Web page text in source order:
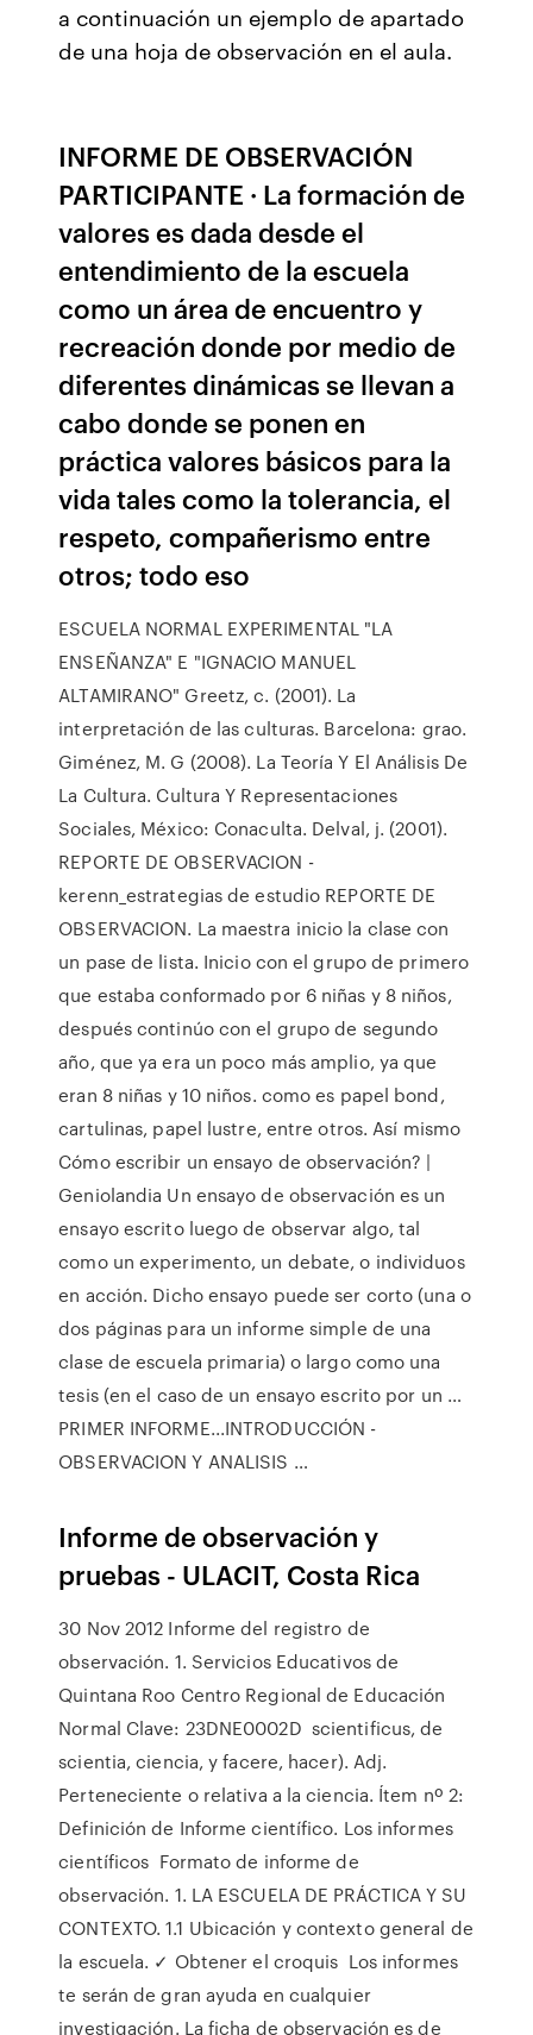
a continuación un ejemplo de apartado
de una hoja de observación en el aula.
INFORME DE OBSERVACIÓN
PARTICIPANTE · La formación de
valores es dada desde el
entendimiento de la escuela
como un área de encuentro y
recreación donde por medio de
diferentes dinámicas se llevan a
cabo donde se ponen en
práctica valores básicos para la
vida tales como la tolerancia, el
respeto, compañerismo entre
otros; todo eso
ESCUELA NORMAL EXPERIMENTAL "LA
ENSEÑANZA" E "IGNACIO MANUEL
ALTAMIRANO" Greetz, c. (2001). La
interpretación de las culturas. Barcelona: grao.
Giménez, M. G (2008). La Teoría Y El Análisis De
La Cultura. Cultura Y Representaciones
Sociales, México: Conaculta. Delval, j. (2001).
REPORTE DE OBSERVACION -
kerenn_estrategias de estudio REPORTE DE
OBSERVACION. La maestra inicio la clase con
un pase de lista. Inicio con el grupo de primero
que estaba conformado por 6 niñas y 8 niños,
después continúo con el grupo de segundo
año, que ya era un poco más amplio, ya que
eran 8 niñas y 10 niños. como es papel bond,
cartulinas, papel lustre, entre otros. Así mismo
Cómo escribir un ensayo de observación? |
Geniolandia Un ensayo de observación es un
ensayo escrito luego de observar algo, tal
como un experimento, un debate, o individuos
en acción. Dicho ensayo puede ser corto (una o
dos páginas para un informe simple de una
clase de escuela primaria) o largo como una
tesis (en el caso de un ensayo escrito por un …
PRIMER INFORME...INTRODUCCIÓN -
OBSERVACION Y ANALISIS …
Informe de observación y
pruebas - ULACIT, Costa Rica
30 Nov 2012 Informe del registro de
observación. 1. Servicios Educativos de
Quintana Roo Centro Regional de Educación
Normal Clave: 23DNE0002D scientificus, de
scientia, ciencia, y facere, hacer). Adj.
Perteneciente o relativa a la ciencia. Ítem nº 2:
Definición de Informe científico. Los informes
científicos Formato de informe de
observación. 1. LA ESCUELA DE PRÁCTICA Y SU
CONTEXTO. 1.1 Ubicación y contexto general de
la escuela. ✓ Obtener el croquis Los informes
te serán de gran ayuda en cualquier
investigación. La ficha de observación es de